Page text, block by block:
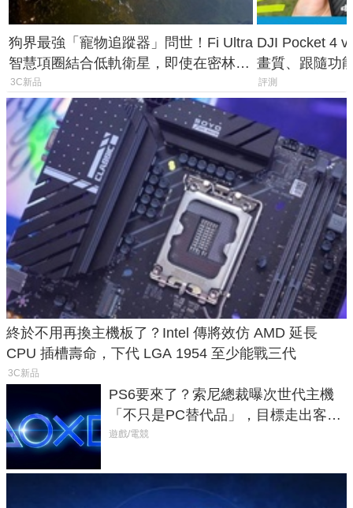
狗界最強「寵物追蹤器」問世！Fi Ultra
智慧項圈結合低軌衛星，即使在密林山
谷也能精準找回愛犬
3C新品
DJI Pocket 4
畫質、跟隨功
一次看懂兩台
評測
終於不用再換主機板了？Intel 傳將效仿 AMD 延長
CPU 插槽壽命，下代 LGA 1954 至少能戰三代
3C新品
PS6要來了？索尼總裁曝次世代主機
「不只是PC替代品」，目標走出客
廳、進軍電競桌面
遊戲/電競